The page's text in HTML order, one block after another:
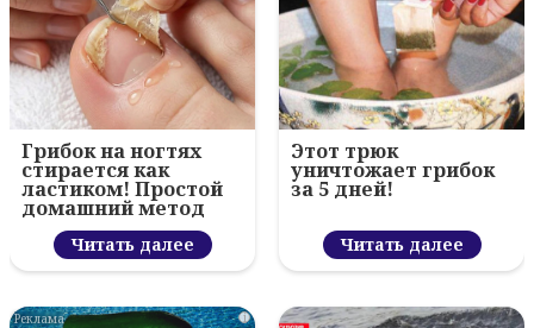
Грибок на ногтях
стирается как
ластиком! Простой
домашний метод
Читать далее
Этот трюк
уничтожает грибок
за 5 дней!
Читать далее
i